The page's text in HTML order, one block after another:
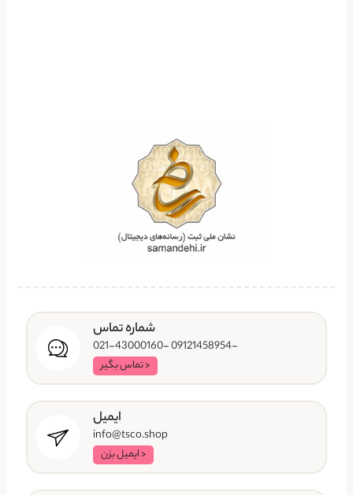
شماره تماس
-09121458954 -021-43000160
< تماس بگیر
ایمیل
info@tsco.shop
< ایمیل بزن